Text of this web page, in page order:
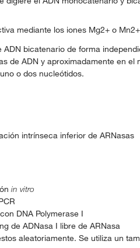
mediante los iones Mg2+ o
bicatenario de forma
de ADN y aproximadamente en
o dos nucleótidos.
intrínseca inferior de ARNasas
in vitro
DNA Polymerase I
de ADNasa I libre de ARNasa
aleatoriamente. Se utiliza un